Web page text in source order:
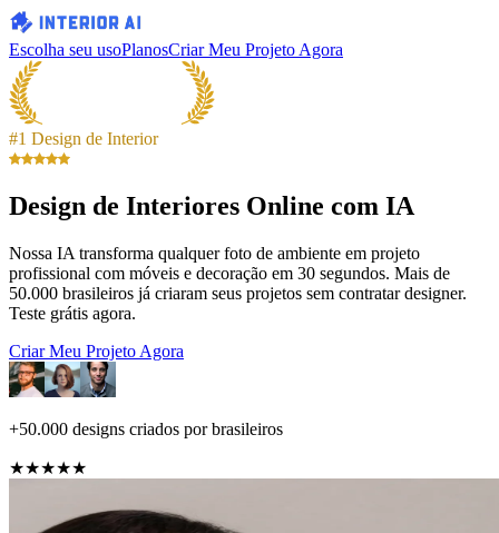
Escolha seu usoPlanosCriar Meu Projeto Agora
#1 Design de Interior
Design de Interiores Online com IA
Nossa IA transforma qualquer foto de ambiente em projeto
profissional com móveis e decoração em 30 segundos. Mais de
50.000 brasileiros já criaram seus projetos sem contratar designer.
Teste grátis agora.
Criar Meu Projeto Agora
+50.000 designs criados por brasileiros
★★★★★